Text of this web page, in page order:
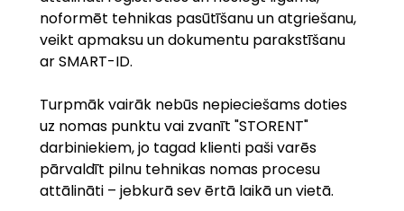
noformēt tehnikas pasūtīšanu un atgriešanu,
veikt apmaksu un dokumentu parakstīšanu
ar SMART-ID.
Turpmāk vairāk nebūs nepieciešams doties
uz nomas punktu vai zvanīt "STORENT"
darbiniekiem, jo tagad klienti paši varēs
pārvaldīt pilnu tehnikas nomas procesu
attālināti – jebkurā sev ērtā laikā un vietā.